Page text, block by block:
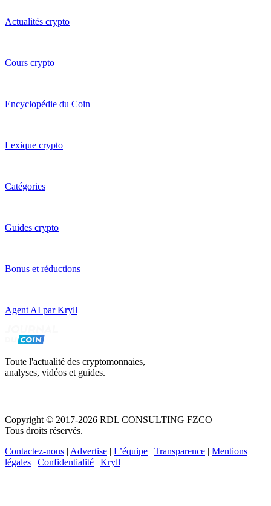
Actualités crypto
Cours crypto
Encyclopédie du Coin
Lexique crypto
Catégories
Guides crypto
Bonus et réductions
Agent AI par Kryll
Toute l'actualité des cryptomonnaies,
analyses, vidéos et guides.
Copyright © 2017-2026 RDL CONSULTING FZCO
Tous droits réservés.
Contactez-nous | Advertise | L’équipe | Transparence | Mentions
légales | Confidentialité | Kryll